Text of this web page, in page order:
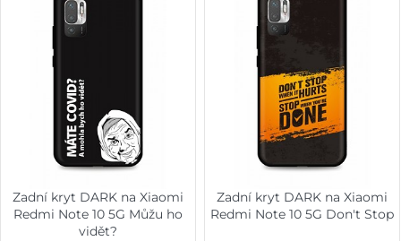
Zadní kryt DARK na Xiaomi
Redmi Note 10 5G Můžu ho
vidět?
Zadní kryt DARK na Xiaomi
Redmi Note 10 5G Don't Stop